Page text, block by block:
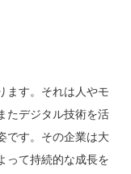
ます。それは人やモ
たデジタル技術を活
です。その企業は大
って持続的な成長を